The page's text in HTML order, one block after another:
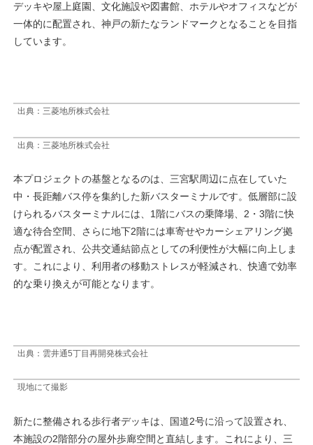
デッキや屋上庭園、文化施設や図書館、ホテルやオフィスなどが
一体的に配置され、神戸の新たなランドマークとなることを目指
しています。
出典：三菱地所株式会社
出典：三菱地所株式会社
本プロジェクトの基盤となるのは、三宮駅周辺に点在していた
中・長距離バス停を集約した新バスターミナルです。低層部に設
けられるバスターミナルには、1階にバスの乗降場、2・3階に快
適な待合空間、さらに地下2階には車寄せやカーシェアリング拠
点が配置され、公共交通結節点としての利便性が大幅に向上しま
す。これにより、利用者の移動ストレスが軽減され、快適で効率
的な乗り換えが可能となります。
出典：雲井通5丁目再開発株式会社
現地にて撮影
新たに整備される歩行者デッキは、国道2号に沿って設置され、
本施設の2階部分の屋外歩廊空間と直結します。これにより、三